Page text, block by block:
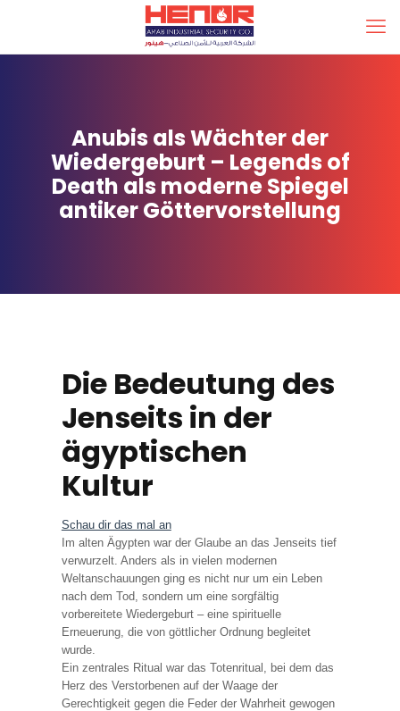
Anubis als Wächter der
Wiedergeburt – Legends of
Death als moderne Spiegel
antiker Göttervorstellung
Die Bedeutung des
Jenseits in der
ägyptischen
Kultur
Schau dir das mal an
Im alten Ägypten war der Glaube an das Jenseits tief
verwurzelt. Anders als in vielen modernen
Weltanschauungen ging es nicht nur um ein Leben
nach dem Tod, sondern um eine sorgfältig
vorbereitete Wiedergeburt – eine spirituelle
Erneuerung, die von göttlicher Ordnung begleitet
wurde.
Ein zentrales Ritual war das Totenritual, bei dem das
Herz des Verstorbenen auf der Waage der
Gerechtigkeit gegen die Feder der Wahrheit gewogen